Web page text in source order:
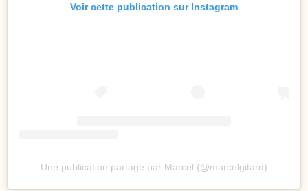
Voir cette publication sur Instagram
Une publication partage par Marcel (@marcelgitard)